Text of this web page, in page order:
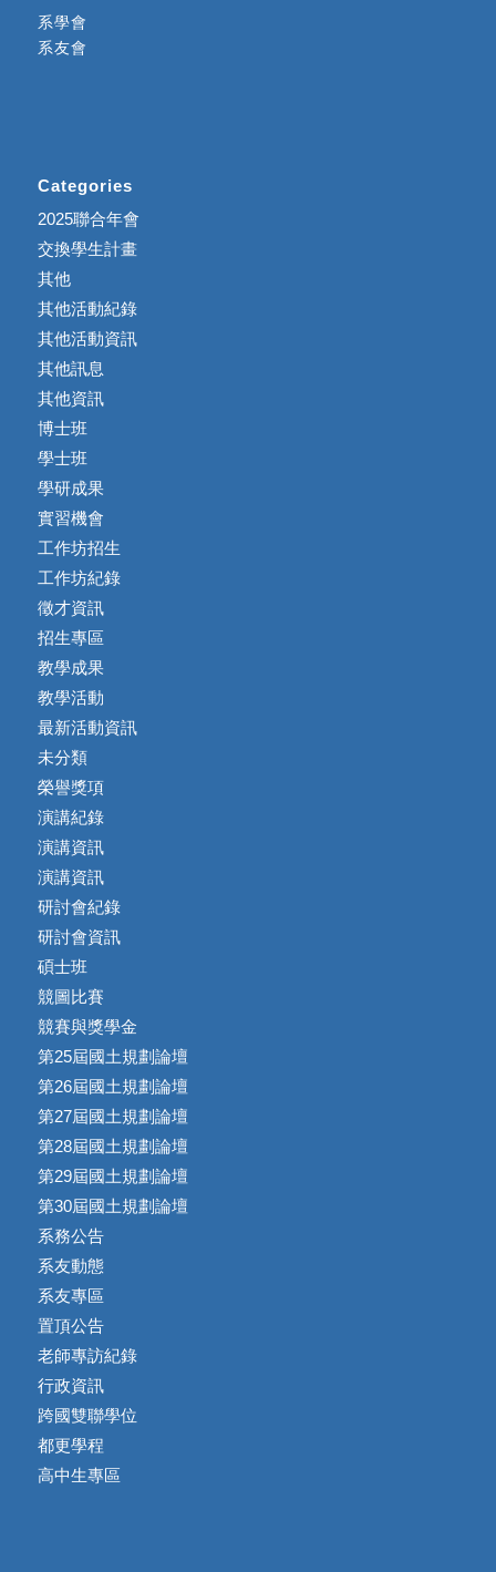
系學會
系友會
Categories
2025聯合年會
交換學生計畫
其他
其他活動紀錄
其他活動資訊
其他訊息
其他資訊
博士班
學士班
學研成果
實習機會
工作坊招生
工作坊紀錄
徵才資訊
招生專區
教學成果
教學活動
最新活動資訊
未分類
榮譽獎項
演講紀錄
演講資訊
演講資訊
研討會紀錄
研討會資訊
碩士班
競圖比賽
競賽與獎學金
第25屆國土規劃論壇
第26屆國土規劃論壇
第27屆國土規劃論壇
第28屆國土規劃論壇
第29屆國土規劃論壇
第30屆國土規劃論壇
系務公告
系友動態
系友專區
置頂公告
老師專訪紀錄
行政資訊
跨國雙聯學位
都更學程
高中生專區